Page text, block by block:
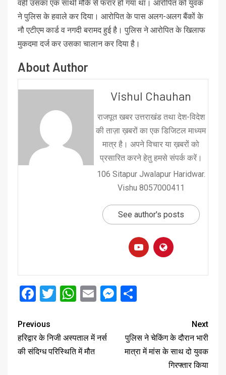
वहीं उसका एक साथी मौके से फरार हो गया था। आरोपित को युवक
ने पुलिस के हवाले कर दिया। आरोपित के पास अलग-अलग बैंकों के
नौ एटीएम कार्ड व नगदी बरामद हुई है। पुलिस ने आरोपित के खिलाफ
मुकदमा दर्ज कर उसका चालान कर दिया है।
About Author
Vishul Chauhan
राजपूत खबर उत्तराखंड तथा देश-विदेश
की ताज़ा ख़बरों का एक डिजिटल माध्यम
मात्र है। अपने विचार या ख़बरों को
प्रसारित करने हेतु हमसे संपर्क करें।
106 Sitapur Jwalapur Haridwar.
Vishu 8057000411
See author's posts
Facebook
Twitter
WhatsApp
EmailMessenger
Previous
हरिद्वार के निजी अस्पताल में नर्स
की संदिग्ध परिस्थिति में मौत
Next
पुलिस ने चेकिंग के दौरान भारी
मात्रा में मांस के साथ दो युवक
गिरफ्तार किया